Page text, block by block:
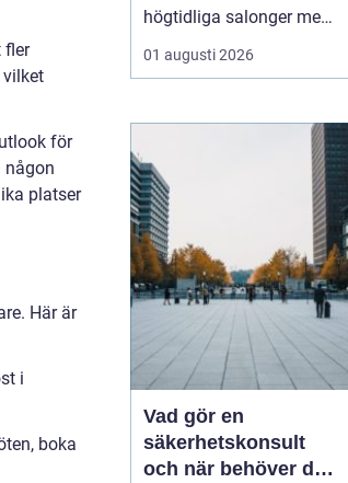
fler
vilket
för
någon
platser
Här är
i
boka
högtidliga salonger med
ropande utropare till
snabba klick på mobilen
har förändrats, men
kärnan är densamma:
mötet mellan säljare
som vill få u...
01 augusti 2026
Vad gör en
säkerhetskonsult
och när behöver du